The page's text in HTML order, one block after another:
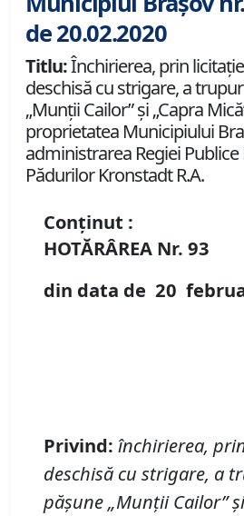
de 20.02.2020
Titlu:Închirierea, prin
deschisă cu strigare, a
„Munţii Cailor” şi „Capra
proprietatea Municipiului
administrarea Regiei Publice
Pădurilor Kronstadt R.A.
Conținut :
HOTĂRÂREA Nr. 93
din data de 20
Privind: închirierea,
deschisă cu strigare, a
păşune „Munţii Cailor”